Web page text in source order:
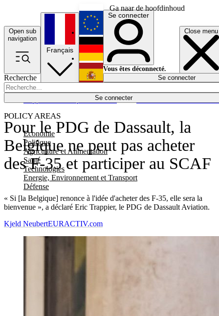
Ga naar de hoofdinhoud
Open sub
navigation
Close menu
Recherche
Se connecter
POLICY AREAS
Economie
Politique
Agriculture et Alimentation
Santé
Technologies
Energie, Environnement et Transport
Défense
Économie
Français
English
Deutsch
Español
Se connecter
Vous êtes déconnecté.
Se connecter
Pour le PDG de Dassault, la
Belgique ne peut pas acheter
des F-35 et participer au SCAF
« Si [la Belgique] renonce à l'idée d'acheter des F-35, elle sera la
bienvenue », a déclaré Eric Trappier, le PDG de Dassault Aviation.
Kjeld NeubertEURACTIV.com